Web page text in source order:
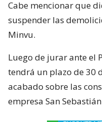
Cabe mencionar que
suspender las
Minvu.
Luego de jurar ante el
tendrá un plazo de 30
acabado sobre las
empresa San